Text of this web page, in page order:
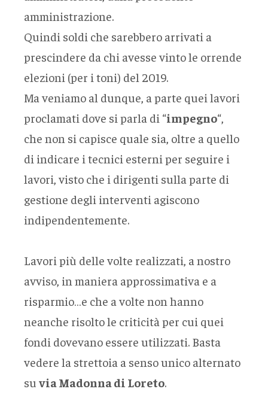
amministrazione.
Quindi soldi che sarebbero arrivati a
prescindere da chi avesse vinto le orrende
elezioni (per i toni) del 2019.
Ma veniamo al dunque, a parte quei lavori
proclamati dove si parla di “impegno“,
che non si capisce quale sia, oltre a quello
di indicare i tecnici esterni per seguire i
lavori, visto che i dirigenti sulla parte di
gestione degli interventi agiscono
indipendentemente.
Lavori più delle volte realizzati, a nostro
avviso, in maniera approssimativa e a
risparmio…e che a volte non hanno
neanche risolto le criticità per cui quei
fondi dovevano essere utilizzati. Basta
vedere la strettoia a senso unico alternato
su via Madonna di Loreto.